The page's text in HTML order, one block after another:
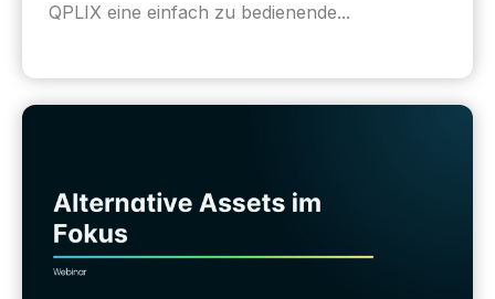
QPLIX eine einfach zu bedienende...